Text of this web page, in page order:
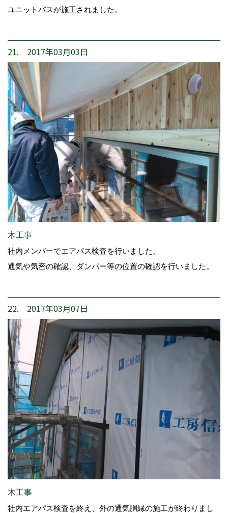
ユニットバスが施工されました。
21. 2017年03月03日
木工事
社内メンバーでエアパス検査を行いました。
通気や気密の確認、ダンパー等の位置の確認を行いました。
22. 2017年03月07日
木工事
社内エアパス検査を終え、外の通気胴縁の施工が終わりまし